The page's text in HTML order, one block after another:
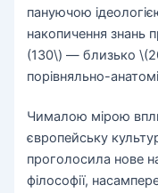
пануючою
накопичення знань
(130\) — близько
порівняльно-
Чималою мірою
європейську
проголосила нове
філософії,